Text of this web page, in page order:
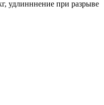
удлинннение при разрыве